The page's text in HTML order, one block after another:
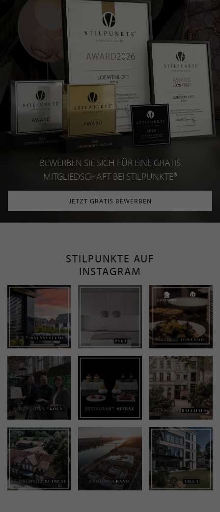
BEWERBEN SIE SICH FÜR EINE GRATIS
MITGLIEDSCHAFT BEI STILPUNKTE®
JETZT GRATIS BEWERBEN
STILPUNKTE AUF
INSTAGRAM